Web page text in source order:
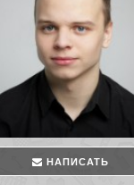
НАПИСАТЬ